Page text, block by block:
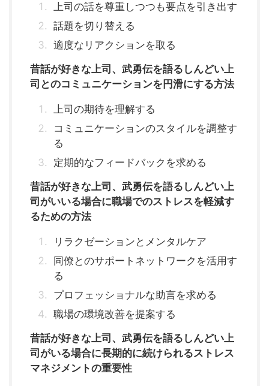
上司の話を尊重しつつも要点を引き出す
話題を切り替える
適度なリアクションを取る
昔話が好きな上司、武勇伝を語るしんどい上
司とのコミュニケーションを円滑にする方法
上司の期待を理解する
コミュニケーションのスタイルを調整す
る
定期的なフィードバックを求める
昔話が好きな上司、武勇伝を語るしんどい上
司がいいる場合に職場でのストレスを軽減す
るための方法
リラクゼーションとメンタルケア
同僚とのサポートネットワークを活用す
る
プロフェッショナルな助言を求める
職場の環境改善を提案する
昔話が好きな上司、武勇伝を語るしんどい上
司がいる場合に長期的に続けられるストレス
マネジメントの重要性